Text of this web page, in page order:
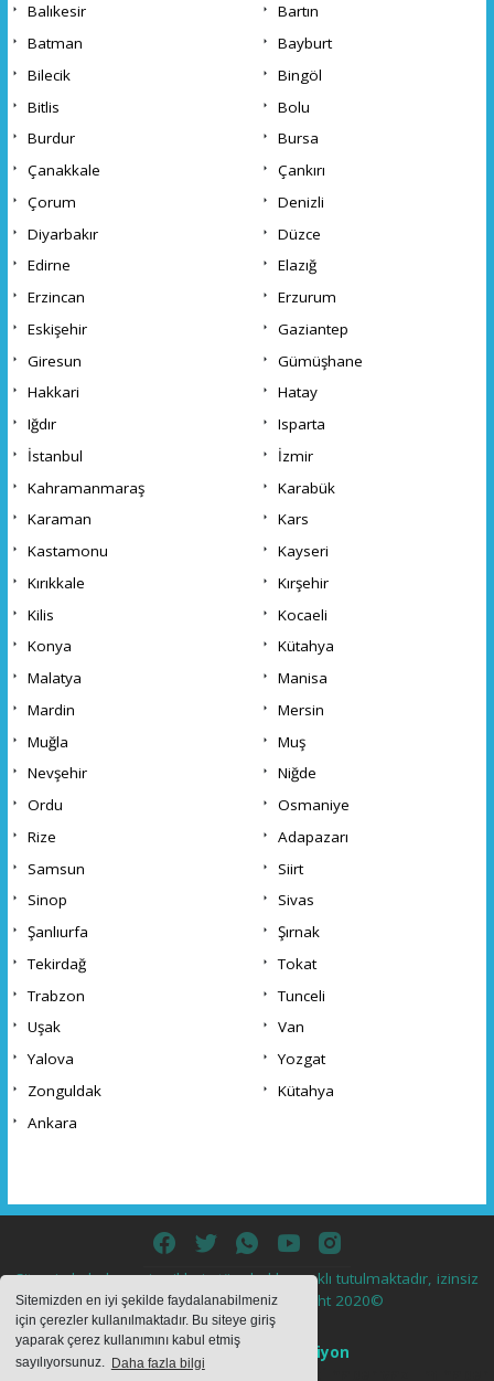
Sitemizden en iyi şekilde faydalanabilmeniz
için çerezler kullanılmaktadır. Bu siteye giriş
yaparak çerez kullanımını kabul etmiş
sayılıyorsunuz. Daha fazla bilgi
Balıkesir
Bartın
Batman
Bayburt
Bilecik
Bingöl
Bitlis
Bolu
Burdur
Bursa
Çanakkale
Çankırı
Çorum
Denizli
Diyarbakır
Düzce
Edirne
Elazığ
Erzincan
Erzurum
Eskişehir
Gaziantep
Giresun
Gümüşhane
Hakkari
Hatay
Iğdır
Isparta
İstanbul
İzmir
Kahramanmaraş
Karabük
Karaman
Kars
Kastamonu
Kayseri
Kırıkkale
Kırşehir
Kilis
Kocaeli
Konya
Kütahya
Malatya
Manisa
Mardin
Mersin
Muğla
Muş
Nevşehir
Niğde
Ordu
Osmaniye
Rize
Adapazarı
Samsun
Siirt
Sinop
Sivas
Şanlıurfa
Şırnak
Tekirdağ
Tokat
Trabzon
Tunceli
Uşak
Van
Yalova
Yozgat
Zonguldak
Kütahya
Ankara
Sitemizde bulunan içeriklerin tüm hakları saklı tutulmaktadır, izinsiz
içerikler kullanılamaz. Copyright 2020©
Haber Yazılımı:
Web Aksiyon
haber yazılımı haber paketi